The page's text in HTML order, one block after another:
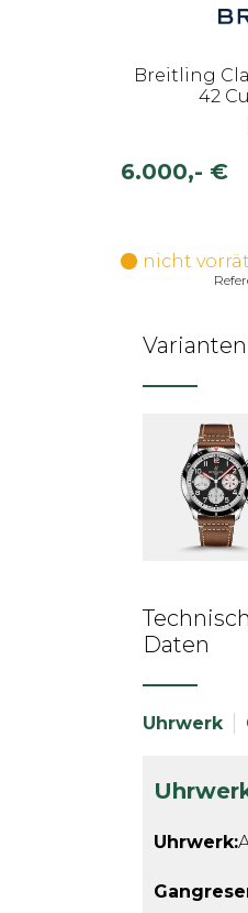
Breitling
42
6.000,- €
nicht
Varianten
Daten
Uhrwerk
Uhrwerk: